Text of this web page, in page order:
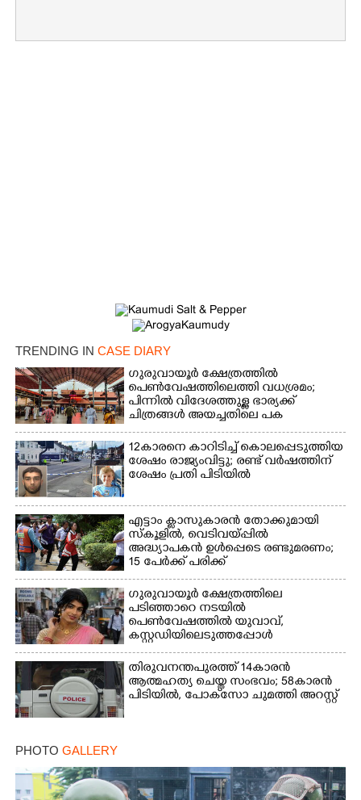
TRENDING IN CASE DIARY
ഗുരുവായൂർ ക്ഷേത്രത്തിൽ
പെൺവേഷത്തിലെത്തി വധശ്രമം;
പിന്നിൽ വിദേശത്തുള്ള ഭാര്യക്ക്
ചിത്രങ്ങൾ അയച്ചതിലെ പക
12കാരനെ കാറിടിച്ച് കൊലപ്പെടുത്തിയ
ശേഷം രാജ്യംവിട്ടു; രണ്ട് വർഷത്തിന്
ശേഷം പ്രതി പിടിയിൽ
എട്ടാം ക്ളാസുകാരൻ തോക്കുമായി
സ്കൂളിൽ, വെടിവയ്പ്പിൽ
അദ്ധ്യാപകൻ ഉൾപ്പെടെ രണ്ടുമരണം;
15 പേർക്ക് പരിക്ക്
ഗുരുവായൂർ ക്ഷേത്രത്തിലെ
പടിഞ്ഞാറെ നടയിൽ
പെൺവേഷത്തിൽ യുവാവ്,​
കസ്റ്റഡിയിലെടുത്തപ്പോൾ
തെളിഞ്ഞത് വൻഗൂഢാലോചന
തിരുവനന്തപുരത്ത് 14കാരൻ
ആത്മഹത്യ ചെയ്ത സംഭവം; 58കാരൻ
പിടിയിൽ, പോക്‌സോ ചുമത്തി അറസ്റ്റ്
PHOTO GALLERY